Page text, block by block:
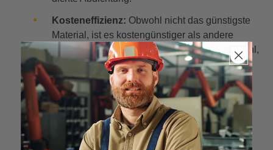
Kosteneffizienz: Obwohl nicht das günstigste
Material, ist es kostengünstiger als andere
korrosionsbeständige Materialien wie Edelstahl,
was es zu einer kosteneffektiven Wahl für viele
Anwendungen macht.
Ästhetische Attraktivität:Messing ist attraktiv
und kann bei Anwendungen berücksichtigt
werden, bei denen das Ventil sichtbar ist, wie
z.B. bei dekorativen Sanitärarmaturen.